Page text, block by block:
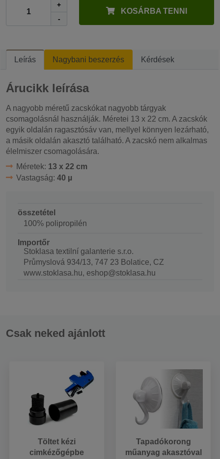
+
-
KOSÁRBA TENNI
Leírás Nagybani beszerzés Kérdések
Árucikk leírása
A nagyobb méretű zacskókat nagyobb tárgyak
csomagolásnál használják. Méretei 13 x 22 cm. A zacskók
egyik oldalán ragasztósáv van, mellyel könnyen lezárható,
a másik oldalán akasztó található. A zacskó nem alkalmas
élelmiszer csomagolására.
Méretek: 13 x 22 cm
Vastagság: 40 µ
összetétel
100% polipropilén
Importőr
Stoklasa textilní galanterie s.r.o.
Průmyslová 934/13, 747 23 Bolatice, CZ
www.stoklasa.hu, eshop@stoklasa.hu
Csak neked ajánlott
Töltet kézi
cimkézőgépbe
Tapadókorong
műanyag akasztóval